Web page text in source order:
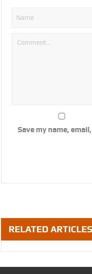
Save my name,
RELATED ARTICLES